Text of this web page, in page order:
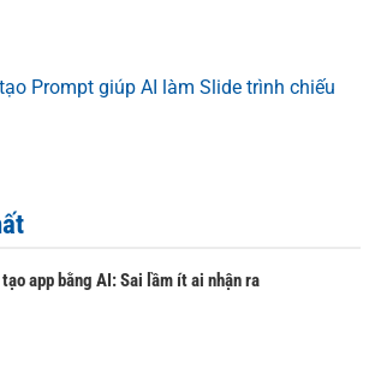
Prompt giúp AI làm Slide trình chiếu
tạo app bằng AI: Sai lầm ít ai nhận ra